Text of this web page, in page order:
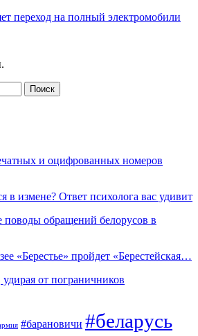
переход на полный электромобили
и оцифрованных номеров
в измене? Ответ психолога вас удивит
поводы обращений белорусов в
«Берестье» пройдет «Берестейская…
от пограничников
#барановичи #беларусь